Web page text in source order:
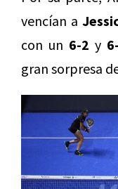
vencían a
con un 6-2 y
gran sorpresa